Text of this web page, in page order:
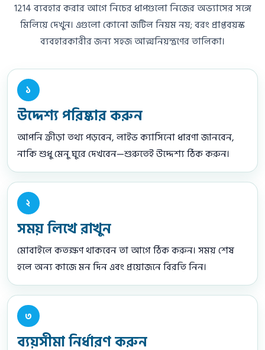
1214 ব্যবহার করার আগে নিচের ধাপগুলো নিজের অভ্যাসের সঙ্গে
মিলিয়ে দেখুন। এগুলো কোনো জটিল নিয়ম নয়; বরং প্রাপ্তবয়স্ক
ব্যবহারকারীর জন্য সহজ আত্মনিয়ন্ত্রণের তালিকা।
১
উদ্দেশ্য পরিষ্কার করুন
আপনি ক্রীড়া তথ্য পড়বেন, লাইভ ক্যাসিনো ধারণা জানবেন,
নাকি শুধু মেনু ঘুরে দেখবেন—শুরুতেই উদ্দেশ্য ঠিক করুন।
২
সময় লিখে রাখুন
মোবাইলে কতক্ষণ থাকবেন তা আগে ঠিক করুন। সময় শেষ
হলে অন্য কাজে মন দিন এবং প্রয়োজনে বিরতি নিন।
৩
ব্যয়সীমা নির্ধারণ করুন